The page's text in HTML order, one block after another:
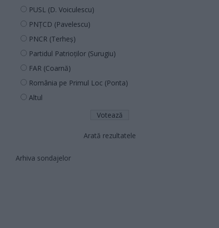
PUSL (D. Voiculescu)
PNȚCD (Pavelescu)
PNCR (Terheș)
Partidul Patrioților (Surugiu)
FAR (Coarnă)
România pe Primul Loc (Ponta)
Altul
Arată rezultatele
Arhiva sondajelor